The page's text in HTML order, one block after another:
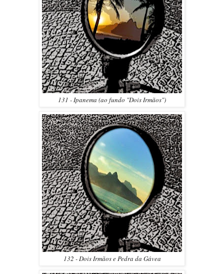
131 - Ipanema (ao fundo "Dois Irmãos")
132 - Dois Irmãos e Pedra da Gávea